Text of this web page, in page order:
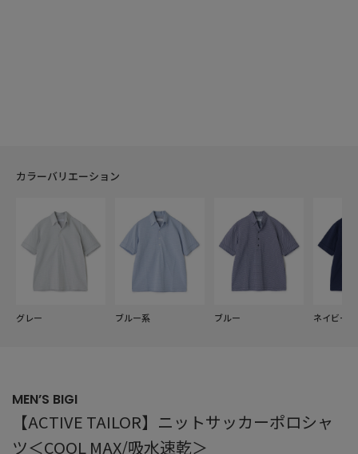
カラーバリエーション
グレー ブルー系 ブルー ネイビー
MEN’S BIGI
【ACTIVE TAILOR】ニットサッカーポロシャ
ツ＜COOL MAX/吸水速乾＞